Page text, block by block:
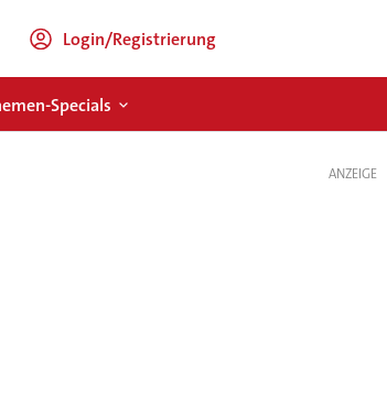
Login/Registrierung
Specials
ANZEIGE